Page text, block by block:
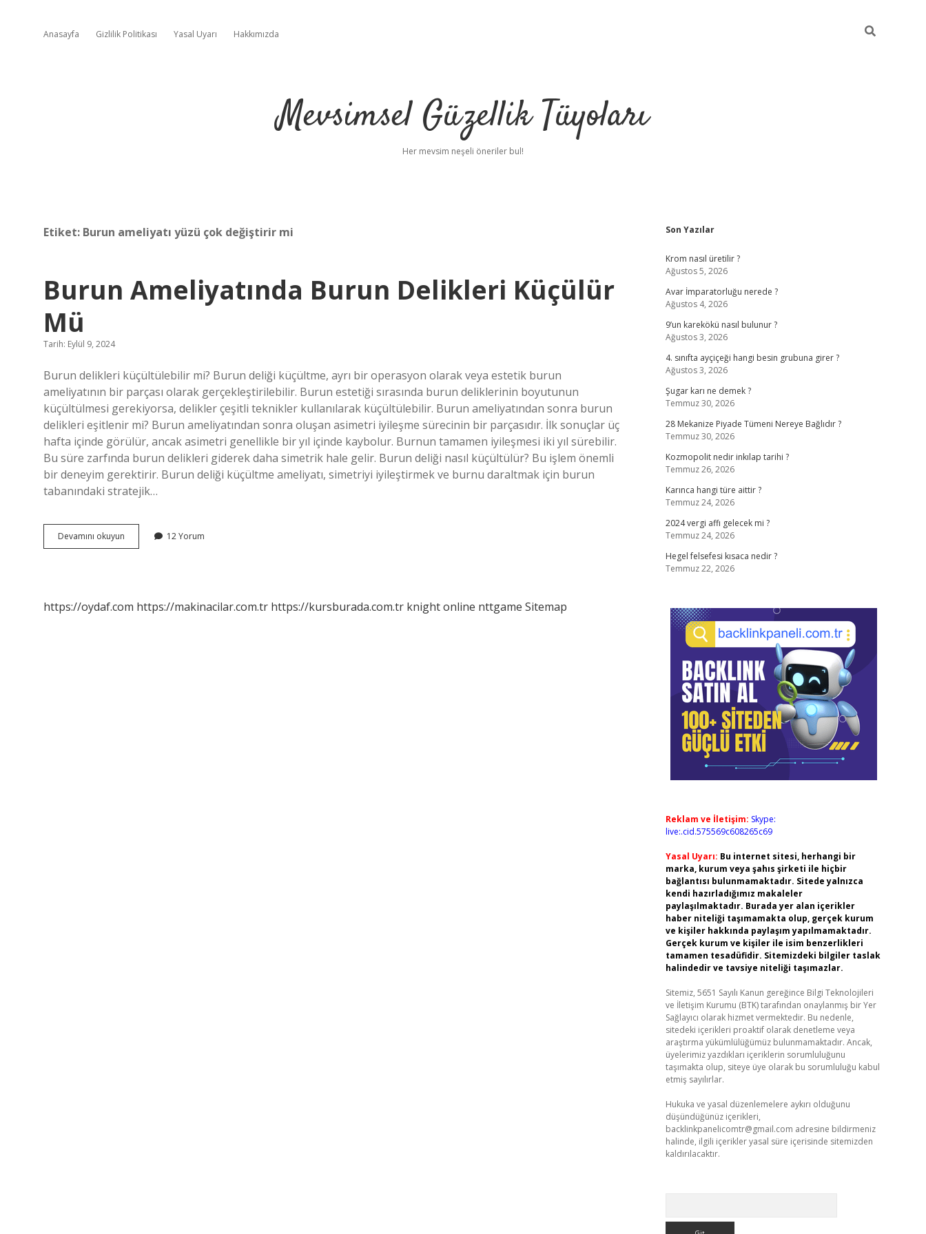
Anasayfa Gizlilik Politikası Yasal Uyarı Hakkımızda
Mevsimsel Güzellik Tüyoları
Her mevsim neşeli öneriler bul!
Etiket: Burun ameliyatı yüzü çok değiştirir mi
Burun Ameliyatında Burun Delikleri Küçülür
Mü
Tarih: Eylül 9, 2024
Burun delikleri küçültülebilir mi? Burun deliği küçültme, ayrı bir operasyon olarak veya estetik burun
ameliyatının bir parçası olarak gerçekleştirilebilir. Burun estetiği sırasında burun deliklerinin boyutunun
küçültülmesi gerekiyorsa, delikler çeşitli teknikler kullanılarak küçültülebilir. Burun ameliyatından sonra burun
delikleri eşitlenir mi? Burun ameliyatından sonra oluşan asimetri iyileşme sürecinin bir parçasıdır. İlk sonuçlar üç
hafta içinde görülür, ancak asimetri genellikle bir yıl içinde kaybolur. Burnun tamamen iyileşmesi iki yıl sürebilir.
Bu süre zarfında burun delikleri giderek daha simetrik hale gelir. Burun deliği nasıl küçültülür? Bu işlem önemli
bir deneyim gerektirir. Burun deliği küçültme ameliyatı, simetriyi iyileştirmek ve burnu daraltmak için burun
tabanındaki stratejik…
Devamını okuyun
Ameliyatında
12 Yorum
https://oydaf.com https://makinacilar.com.tr https://kursburada.com.tr knight online nttgame Sitemap
Sidebar
Son Yazılar
Krom nasıl üretilir ?
Ağustos 5, 2026
Avar İmparatorluğu nerede ?
Ağustos 4, 2026
9’un karekökü nasıl bulunur ?
Ağustos 3, 2026
4. sınıfta ayçiçeği hangi besin grubuna girer ?
Ağustos 3, 2026
Şugar karı ne demek ?
Temmuz 30, 2026
28 Mekanize Piyade Tümeni Nereye Bağlıdır ?
Temmuz 30, 2026
Kozmopolit nedir inkılap tarihi ?
Temmuz 26, 2026
Karınca hangi türe aittir ?
Temmuz 24, 2026
2024 vergi affı gelecek mi ?
Temmuz 24, 2026
Hegel felsefesi kısaca nedir ?
Temmuz 22, 2026
Reklam ve İletişim: Skype:
live:.cid.575569c608265c69
Yasal Uyarı: Bu internet sitesi, herhangi bir
marka, kurum veya şahıs şirketi ile hiçbir
bağlantısı bulunmamaktadır. Sitede yalnızca
kendi hazırladığımız makaleler
paylaşılmaktadır. Burada yer alan içerikler
haber niteliği taşımamakta olup, gerçek kurum
ve kişiler hakkında paylaşım yapılmamaktadır.
Gerçek kurum ve kişiler ile isim benzerlikleri
tamamen tesadüfidir. Sitemizdeki bilgiler taslak
halindedir ve tavsiye niteliği taşımazlar.
Sitemiz, 5651 Sayılı Kanun gereğince Bilgi Teknolojileri
ve İletişim Kurumu (BTK) tarafından onaylanmış bir Yer
Sağlayıcı olarak hizmet vermektedir. Bu nedenle,
sitedeki içerikleri proaktif olarak denetleme veya
araştırma yükümlülüğümüz bulunmamaktadır. Ancak,
üyelerimiz yazdıkları içeriklerin sorumluluğunu
taşımakta olup, siteye üye olarak bu sorumluluğu kabul
etmiş sayılırlar.
Hukuka ve yasal düzenlemelere aykırı olduğunu
düşündüğünüz içerikleri,
backlinkpanelicomtr@gmail.com adresine bildirmeniz
halinde, ilgili içerikler yasal süre içerisinde sitemizden
kaldırılacaktır.
hiltonbet giriş